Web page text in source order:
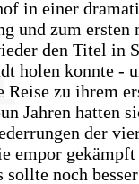
in einer
und zum ersten
den Titel in
holen konnte -
Reise zu ihrem
Jahren hatten
der
empor gekämpft
noch